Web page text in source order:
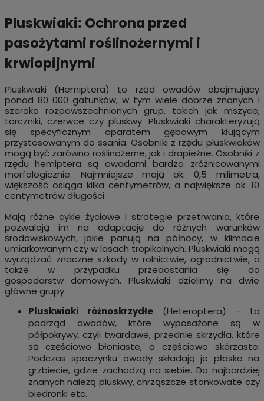
Pluskwiaki: Ochrona przed
pasożytami roślinożernymi i
krwiopijnymi
Pluskwiaki (Hemiptera) to rząd owadów obejmujący
ponad 80 000 gatunków, w tym wiele dobrze znanych i
szeroko rozpowszechnionych grup, takich jak mszyce,
tarczniki, czerwce czy pluskwy. Pluskwiaki charakteryzują
się specyficznym aparatem gębowym kłującym
przystosowanym do ssania. Osobniki z rzędu pluskwiaków
mogą być zarówno roślinożerne, jak i drapieżne. Osobniki z
rzędu hemiptera są owadami bardzo zróżnicowanymi
morfologicznie. Najmniejsze mają ok. 0,5 milimetra,
większość osiąga kilka centymetrów, a największe ok. 10
centymetrów długości.
Mają różne cykle życiowe i strategie przetrwania, które
pozwalają im na adaptację do różnych warunków
środowiskowych, jakie panują na północy, w klimacie
umiarkowanym czy w lasach tropikalnych. Pluskwiaki mogą
wyrządzać znaczne szkody w rolnictwie, ogrodnictwie, a
także w przypadku przedostania się do
gospodarstw domowych. Pluskwiaki dzielimy na dwie
główne grupy:
Pluskwiaki różnoskrzydłe(Heteroptera) - to
podrząd owadów, które wyposażone są w
półpokrywy, czyli twardawe, przednie skrzydła, które
są częściowo błoniaste, a częściowo skórzaste.
Podczas spoczynku owady składają je płasko na
grzbiecie, gdzie zachodzą na siebie. Do najbardziej
znanych należą pluskwy, chrząszcze stonkowate czy
biedronki etc.